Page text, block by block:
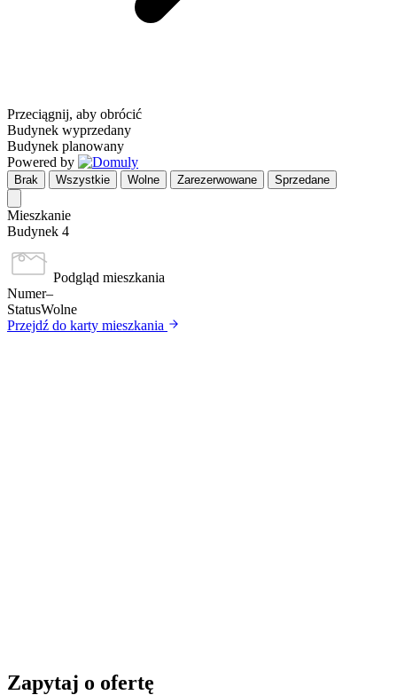
Przeciągnij, aby obrócić
Budynek wyprzedany
Budynek planowany
Powered by
Brak Wszystkie Wolne Zarezerwowane Sprzedane
Mieszkanie
Budynek 4
Podgląd mieszkania
Numer–
StatusWolne
Przejdź do karty mieszkania
Zapytaj o ofertę